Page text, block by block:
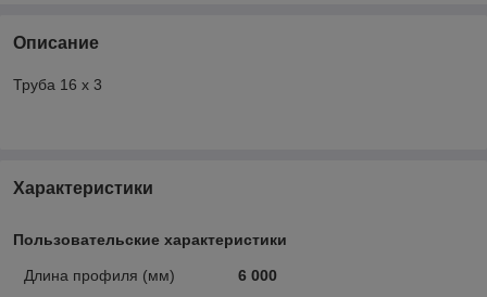
Описание
Труба 16 x 3
Характеристики
Пользовательские характеристики
Длина профиля (мм)
6 000